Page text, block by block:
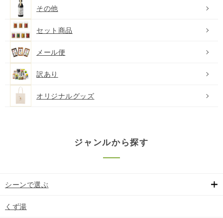
その他
セット商品
メール便
訳あり
オリジナルグッズ
ジャンルから探す
シーンで選ぶ
くず湯